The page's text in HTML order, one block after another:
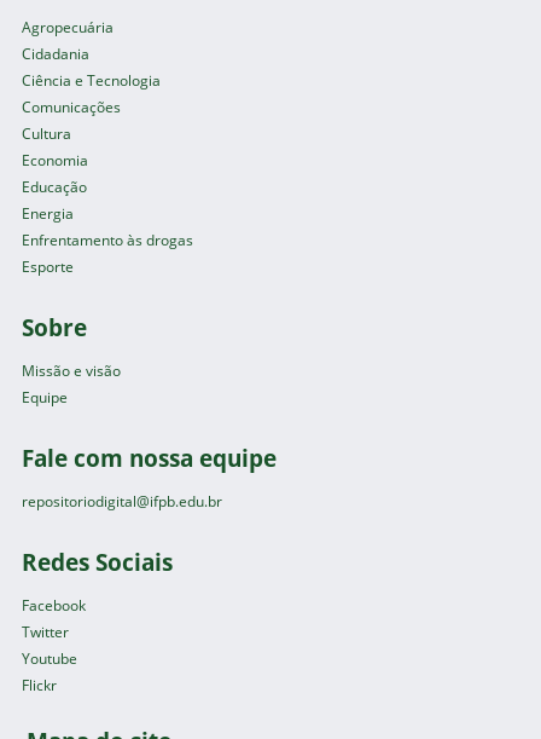
Agropecuária
Cidadania
Ciência e Tecnologia
Comunicações
Cultura
Economia
Educação
Energia
Enfrentamento às drogas
Esporte
Sobre
Missão e visão
Equipe
Fale com nossa equipe
repositoriodigital@ifpb.edu.br
Redes Sociais
Facebook
Twitter
Youtube
Flickr